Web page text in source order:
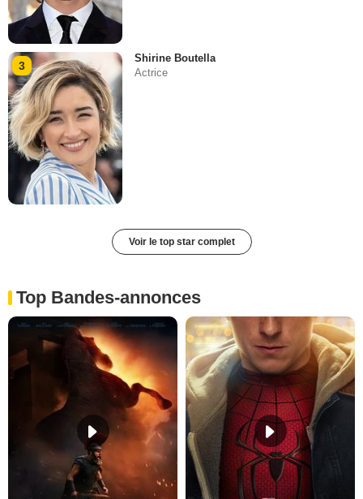
3
Shirine Boutella
Actrice
Voir le top star complet
Top Bandes-annonces